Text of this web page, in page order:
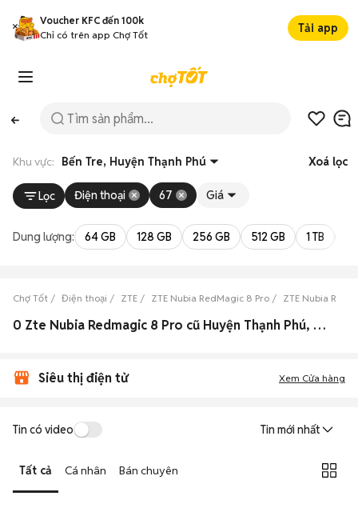
Voucher KFC đến 100k
Chỉ có trên app Chợ Tốt
Tải app
Khu vực: Bến Tre, Huyện Thạnh Phú Xoá lọc
Lọc Điện thoại 67 Giá
Dung lượng: 64 GB 128 GB 256 GB 512 GB 1 TB
Chợ Tốt Điện thoại ZTE ZTE Nubia RedMagic 8 Pro ZTE Nubia
0 Zte Nubia Redmagic 8 Pro cũ Huyện Thạnh Phú, Bến Tre đẹp
Siêu thị điện tử Xem Cửa hàng
Tin có video Tin mới nhất
Tất cả Cá nhân Bán chuyên